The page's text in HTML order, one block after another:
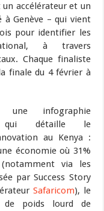
accélérateur et un
à Genève – qui vient
pour identifier les
à travers
Chaque finaliste
finale du 4 février à
une infographie
qui détaille le
au Kenya :
économie où 31%
via les
par Success Story
Safaricom), le
de poids lourd de